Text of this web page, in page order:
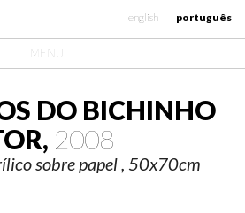
português
english
MENU
DO BICHINHO
2008
sobre papel , 50x70cm